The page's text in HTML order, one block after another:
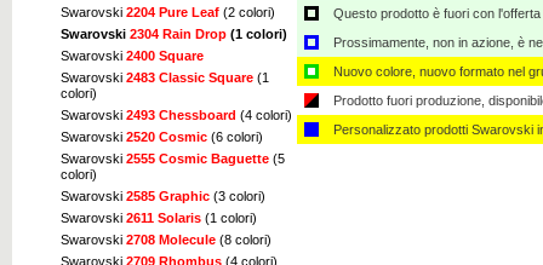
Swarovski 2204 Pure Leaf (2 colori)
Swarovski 2304 Rain Drop (1 colori)
Swarovski 2400 Square
Swarovski 2483 Classic Square (1
colori)
Swarovski 2493 Chessboard (4 colori)
Swarovski 2520 Cosmic (6 colori)
Swarovski 2555 Cosmic Baguette (5
colori)
Swarovski 2585 Graphic (3 colori)
Swarovski 2611 Solaris (1 colori)
Swarovski 2708 Molecule (8 colori)
Swarovski 2709 Rhombus (4 colori)
Questo prodotto è fuori con
Prossimamente, non in azione, è
Nuovo colore, nuovo formato nel
Prodotto fuori produzione,
Personalizzato ​​prodotti Swarovski